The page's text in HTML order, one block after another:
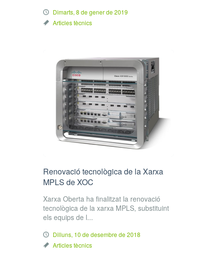
Dimarts, 8 de gener de 2019
Articles tècnics
Renovació tecnològica de la Xarxa
MPLS de XOC
Xarxa Oberta ha finalitzat la renovació
tecnològica de la xarxa MPLS, substituint
els equips de l...
Dilluns, 10 de desembre de 2018
Articles tècnics